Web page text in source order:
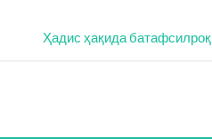
Ҳадис ҳақида батафсилроқ